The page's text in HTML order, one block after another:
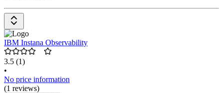
IBM Instana Observability
3.5 (1)
•
No price information
(1 reviews)